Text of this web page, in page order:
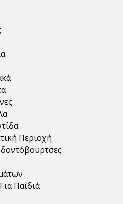
Περιοχή
Παιδιά